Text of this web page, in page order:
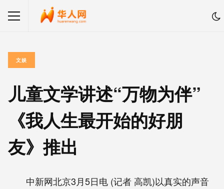
文娱
儿童文学讲述“万物为伴”
《我人生最开始的好朋
友》推出
中新网北京3月5日电 (记者 高凯)以真实的声音